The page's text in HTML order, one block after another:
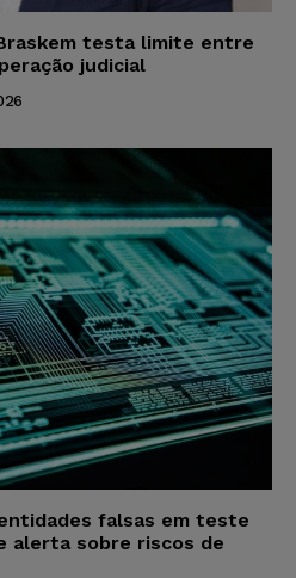
testa limite entre
judicial
falsas em teste
alerta sobre riscos de